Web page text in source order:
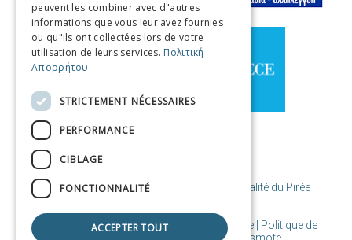
© Copyright Destination Le Pirée / Municipalité du Pirée
Conditions d'utilisation | Cookies de politique | Politique de
SPANISH
CHINESE (SIMPLIFIED)
CHINESE
peuvent les combiner avec d"autres
informations que vous leur avez fournies
ou qu"ils ont collectées lors de votre
utilisation de leurs services. Πολιτική
Απορρήτου
STRICTEMENT NÉCESSAIRES
PERFORMANCE
CIBLAGE
FONCTIONNALITÉ
ACCEPTER TOUT